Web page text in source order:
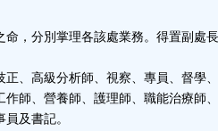
，分別掌理各該處業務。得置副處
、高級分析師、視察、專員、督學
師、營養師、護理師、職能治療師
及書記。